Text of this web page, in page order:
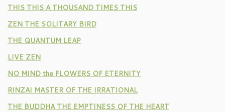
THIS THIS A THOUSAND TIMES THIS
ZEN THE SOLITARY BIRD
THE QUANTUM LEAP
LIVE ZEN
NO MIND the FLOWERS OF ETERNITY
RINZAI MASTER OF THE IRRATIONAL
THE BUDDHA THE EMPTINESS OF THE HEART